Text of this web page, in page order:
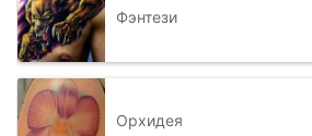
Фэнтези
Орхидея